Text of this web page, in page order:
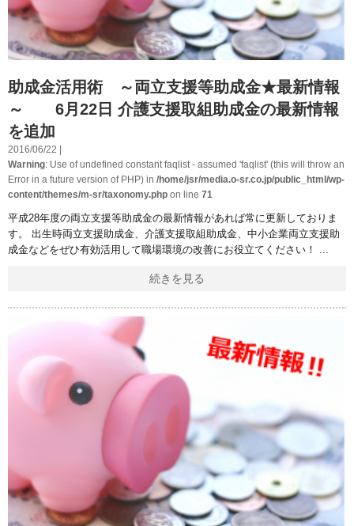
助成金活用術 ～両立支援等助成金★最新情報
～ 6月22日 介護支援取組助成金の最新情報
を追加
2016/06/22 |
Warning: Use of undefined constant faqlist - assumed 'faqlist' (this will throw an
Error in a future version of PHP) in /home/jsr/media.o-sr.co.jp/public_html/wp-
content/themes/m-sr/taxonomy.php on line 71
平成28年度の両立支援等助成金の最新情報があれば常に更新しておりま
す。 出生時両立支援助成金、介護支援取組助成金、中小企業両立支援助
成金などをぜひ有効活用して職場環境の改善にお役立てください！
続きを見る